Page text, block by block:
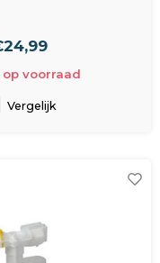
op voorraad
Vergelijk